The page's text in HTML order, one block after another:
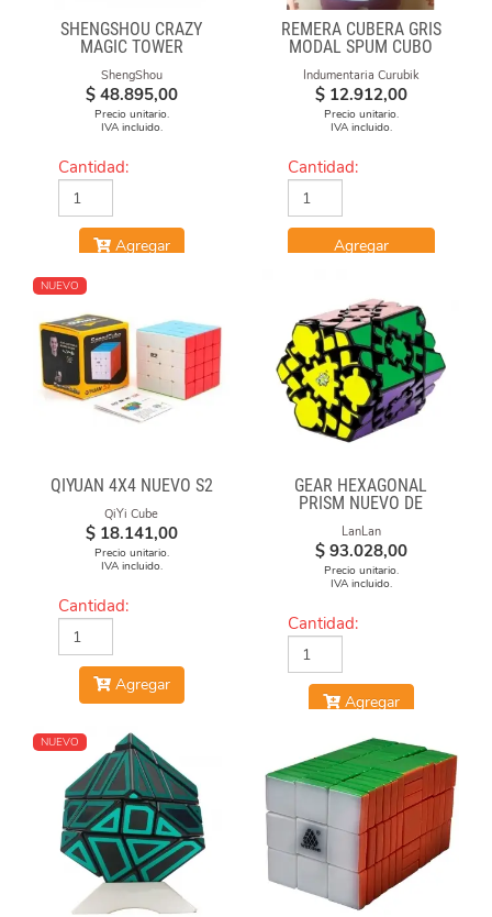
SHENGSHOU CRAZY
MAGIC TOWER
ShengShou
$ 48.895,00
Precio unitario.
IVA incluido.
Cantidad:
Agregar
REMERA CUBERA GRIS
MODAL SPUM CUBO
Indumentaria Curubik
$ 12.912,00
Precio unitario.
IVA incluido.
Cantidad:
Agregar
NUEVO
QIYUAN 4X4 NUEVO S2
QiYi Cube
$ 18.141,00
Precio unitario.
IVA incluido.
Cantidad:
Agregar
GEAR HEXAGONAL
PRISM NUEVO DE
LANLAN
LanLan
$ 93.028,00
Precio unitario.
IVA incluido.
Cantidad:
Agregar
NUEVO